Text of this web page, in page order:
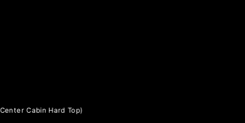
Cabin Hard Top)